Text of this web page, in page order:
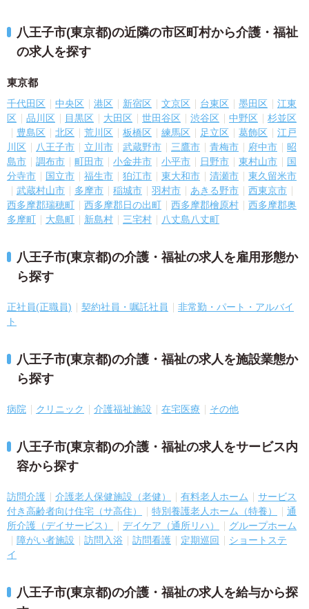
八王子市(東京都)の近隣の市区町村から介護・福祉
の求人を探す
東京都
千代田区 中央区 港区 新宿区 文京区 台東区 墨田区
江東
区
品川区 目黒区 大田区 世田谷区 渋谷区 中野区
杉並区
豊島区
北区 荒川区 板橋区 練馬区 足立区 葛飾区
江戸
川区
八王子市 立川市 武蔵野市 三鷹市 青梅市 府中市
昭
島市
調布市 町田市 小金井市 小平市 日野市 東村山市
国
分寺市
国立市 福生市 狛江市 東大和市 清瀬市
東久留米市
武蔵村山市
多摩市 稲城市 羽村市 あきる野市
西東京市
西多摩郡瑞穂町
西多摩郡日の出町 西多摩郡檜原村
西多摩郡奥
多摩町
大島町 新島村 三宅村 八丈島八丈町
八王子市(東京都)の介護・福祉の求人を雇用形態か
ら探す
正社員(正職員) 契約社員・嘱託社員
非常勤・パート・アルバイ
ト
八王子市(東京都)の介護・福祉の求人を施設業態か
ら探す
病院 クリニック 介護福祉施設 在宅医療 その他
八王子市(東京都)の介護・福祉の求人をサービス内
容から探す
訪問介護 介護老人保健施設（老健） 有料老人ホーム
サービス
付き高齢者向け住宅（サ高住）
特別養護老人ホーム（特養）
通
所介護（デイサービス）
デイケア（通所リハ）
グループホーム
障がい者施設
訪問入浴 訪問看護 定期巡回
ショートステ
イ
八王子市(東京都)の介護・福祉の求人を給与から探